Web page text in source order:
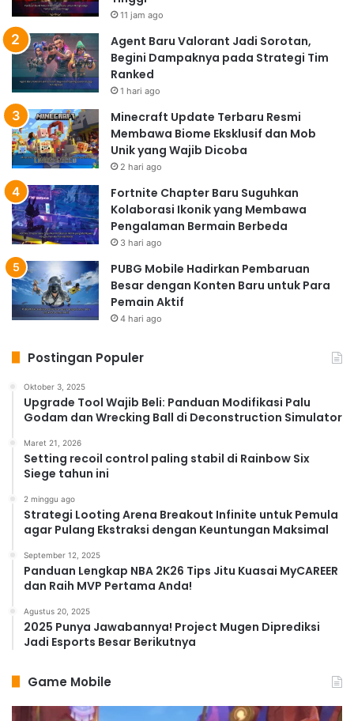
11 jam ago
Agent Baru Valorant Jadi Sorotan,
Begini Dampaknya pada Strategi Tim
Ranked
1 hari ago
Minecraft Update Terbaru Resmi
Membawa Biome Eksklusif dan Mob
Unik yang Wajib Dicoba
2 hari ago
Fortnite Chapter Baru Suguhkan
Kolaborasi Ikonik yang Membawa
Pengalaman Bermain Berbeda
3 hari ago
PUBG Mobile Hadirkan Pembaruan
Besar dengan Konten Baru untuk Para
Pemain Aktif
4 hari ago
Postingan Populer
Oktober 3, 2025
Upgrade Tool Wajib Beli: Panduan Modifikasi Palu
Godam dan Wrecking Ball di Deconstruction Simulator
Maret 21, 2026
Setting recoil control paling stabil di Rainbow Six
Siege tahun ini
2 minggu ago
Strategi Looting Arena Breakout Infinite untuk Pemula
agar Pulang Ekstraksi dengan Keuntungan Maksimal
September 12, 2025
Panduan Lengkap NBA 2K26 Tips Jitu Kuasai MyCAREER
dan Raih MVP Pertama Anda!
Agustus 20, 2025
2025 Punya Jawabannya! Project Mugen Diprediksi
Jadi Esports Besar Berikutnya
Game Mobile